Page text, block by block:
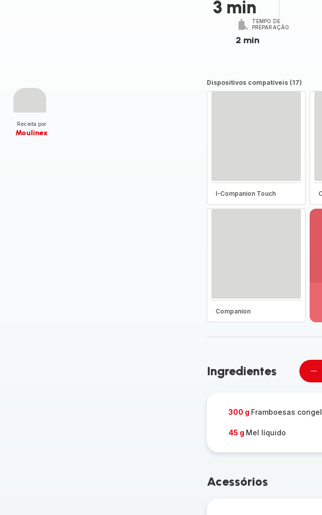
Receita por
Moulinex
3 min
TEMPO DE
PREPARAÇÃO
2 min
Dispositivos compatíveis (17)
I-Companion Touch
Companion
-
Ingredientes
300 g Framboesas
45 g Mel líquido
Acessórios